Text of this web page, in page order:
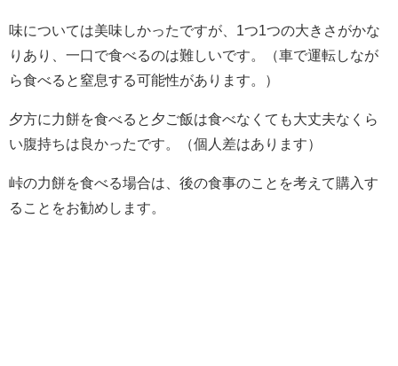
味については美味しかったですが、1つ1つの大きさがかな
りあり、一口で食べるのは難しいです。（車で運転しなが
ら食べると窒息する可能性があります。）
夕方に力餅を食べると夕ご飯は食べなくても大丈夫なくら
い腹持ちは良かったです。（個人差はあります）
峠の力餅を食べる場合は、後の食事のことを考えて購入す
ることをお勧めします。